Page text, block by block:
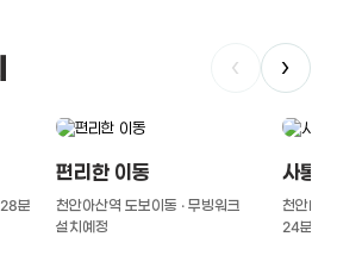
‹ ›
분
편리한 이동
천안아산역 도보이동 · 무빙워크
설치예정
사통
천안IC(
24분